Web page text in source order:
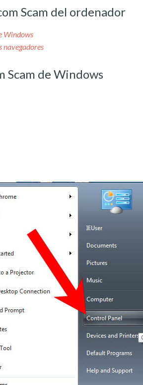
Scam del ordenador
Windows
navegadores
Scam de Windows